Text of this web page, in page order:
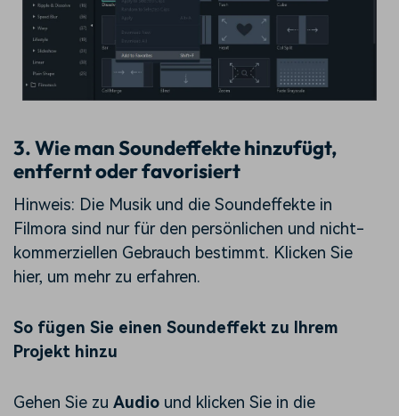
3. Wie man Soundeffekte hinzufügt,
entfernt oder favorisiert
Hinweis: Die Musik und die Soundeffekte in
Filmora sind nur für den persönlichen und nicht-
kommerziellen Gebrauch bestimmt. Klicken Sie
hier, um mehr zu erfahren.
So fügen Sie einen Soundeffekt zu Ihrem
Projekt hinzu
Gehen Sie zu Audio und klicken Sie in die